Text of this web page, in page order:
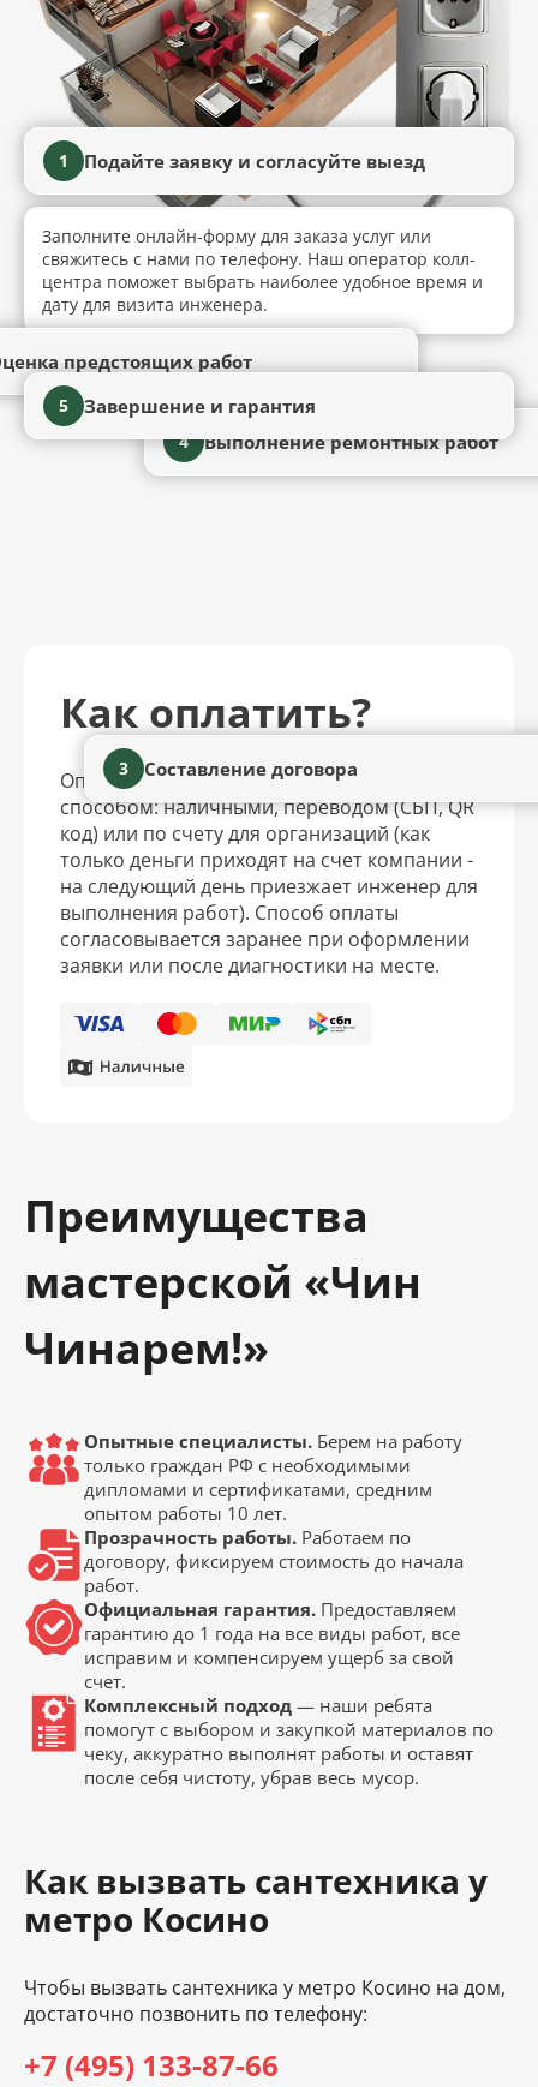
1 Подайте заявку и согласуйте выезд
Заполните онлайн-форму для заказа услуг или
свяжитесь с нами по телефону. Наш оператор колл-
центра поможет выбрать наиболее удобное время и
дату для визита инженера.
предстоящих работ
3 Составление договора
4 Выполнение ремонтных работ
5 Завершение и гарантия
Как оплатить?
Оплатить услуги можно удобным для вас
способом: наличными, переводом (СБП, QR
код) или по счету для организаций (как
только деньги приходят на счет компании -
на следующий день приезжает инженер для
выполнения работ). Способ оплаты
согласовывается заранее при оформлении
заявки или после диагностики на месте.
Преимущества
мастерской «Чин
Чинарем!»
Опытные специалисты. Берем на работу
только граждан РФ с необходимыми
дипломами и сертификатами, средним
опытом работы 10 лет.
Прозрачность работы. Работаем по
договору, фиксируем стоимость до начала
работ.
Официальная гарантия. Предоставляем
гарантию до 1 года на все виды работ, все
исправим и компенсируем ущерб за свой
счет.
Комплексный подход — наши ребята
помогут с выбором и закупкой материалов по
чеку, аккуратно выполнят работы и оставят
после себя чистоту, убрав весь мусор.
Как вызвать сантехника у
метро Косино
Чтобы вызвать сантехника у метро Косино на дом,
достаточно позвонить по телефону:
+7 (495) 133-87-66